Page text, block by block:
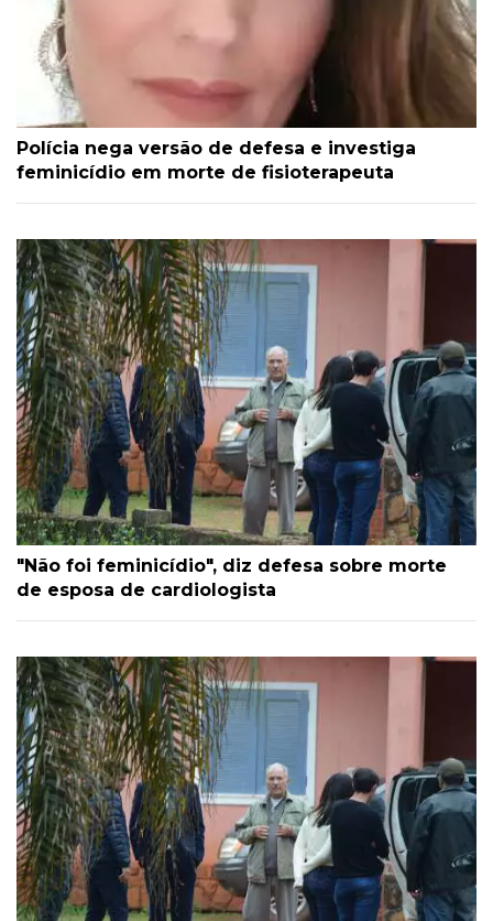
Polícia nega versão de defesa e investiga
feminicídio em morte de fisioterapeuta
"Não foi feminicídio", diz defesa sobre morte
de esposa de cardiologista